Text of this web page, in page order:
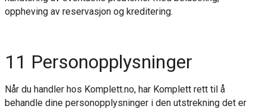
oppheving av reservasjon og kreditering.
11 Personopplysninger
Når du handler hos Komplett.no, har Komplett rett til å
behandle dine personopplysninger i den utstrekning det er